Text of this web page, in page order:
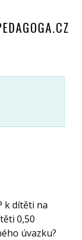
k dítěti na
0,50
úvazku?